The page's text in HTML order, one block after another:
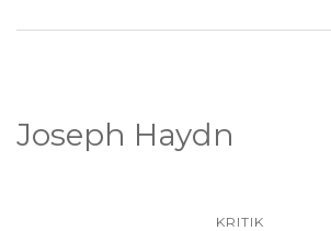
Joseph Haydn
KRITIK